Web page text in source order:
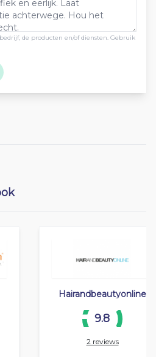
de producten en/of diensten. Gebruik
Hairandbeautyonline
9.8
2 reviews